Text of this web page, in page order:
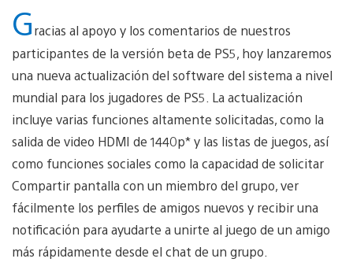
Gracias al apoyo y los comentarios de nuestros
participantes de la versión beta de PS5, hoy lanzaremos
una nueva actualización del software del sistema a nivel
mundial para los jugadores de PS5. La actualización
incluye varias funciones altamente solicitadas, como la
salida de video HDMI de 1440p* y las listas de juegos, así
como funciones sociales como la capacidad de solicitar
Compartir pantalla con un miembro del grupo, ver
fácilmente los perfiles de amigos nuevos y recibir una
notificación para ayudarte a unirte al juego de un amigo
más rápidamente desde el chat de un grupo.